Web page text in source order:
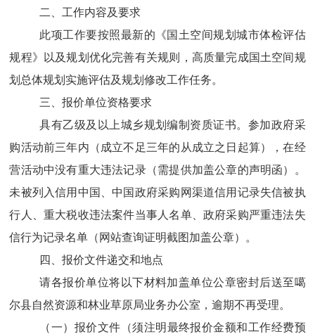
二、工作内容及要求
此项工作要按照最新的《国土空间规划城市体检评估
规程》以及规划优化完善有关规则，高质量完成国土空间规
划 总体规划实施评估及规划修改工作任务。
三、报价单位资格要求
具有乙级及以上城乡规划编制资质证书。参加政府采
购活动前三年内（成立不足三年的从成立之日起算），在经
营活动中没有重大违法记录（需提供加盖公章的声明函）。
未被列入信用中国、中国政府采购网渠道信用记录失信被执
行人、重大税收违法案件当事人名单、政府采购严重违法失
信行为记录名单（网站查询证明截图加盖公章）。
四、报价文件递交和地点
请各报价单位将以下材料加盖单位公章密封后送至噶
尔县自然资源和林业草原局业务办公室，逾期不再受理。
（一） 报价文件（须注明最终报价金额和工作经费预